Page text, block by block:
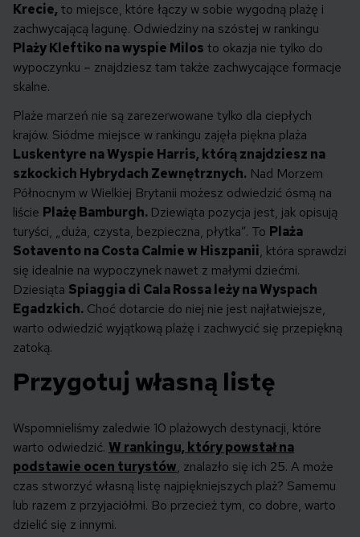
Krecie,to miejsce, które łączy w sobie wygodną plażę i
zachwycającą lagunę. Odwiedziny na szóstej w rankingu
Plaży Kleftiko na wyspie Milos to okazja nie tylko do
wypoczynku – znajdziesz tam także zachwycające formacje
skalne.
Plaże marzeń nie są zarezerwowane tylko dla ciepłych
krajów. Siódme miejsce w rankingu zajęła piękna plaża
Luskentyre na Wyspie Harris, którą znajdziesz na
szkockich Hybrydach Zewnętrznych. Nad Morzem
Północnym w Wielkiej Brytanii możesz odwiedzić ósmą na
liście Plażę Bamburgh. Dziewiąta pozycja jest, jak opisują
turyści, „duża, czysta, bezpieczna, płytka”. To Plaża
Sotavento na Costa Calmie w Hiszpanii, która sprawdzi
się idealnie na wypoczynek nawet z małymi dziećmi.
Dziesiąta Spiaggia di Cala Rossa leży na Wyspach
Egadzkich. Choć dotarcie do niej nie jest najłatwiejsze,
warto odwiedzić wyjątkową plażę i zachwycić się przepiękną
zatoką.
Przygotuj własną listę
Wspomnieliśmy zaledwie 10 plażowych destynacji, które
warto odwiedzić. W rankingu, który powstał na
podstawie ocen turystów, znalazło się ich 25. A może
czas stworzyć własną listę najpiękniejszych plaż? Samemu
lub razem z przyjaciółmi. Bo przecież tym, co dobre, warto
dzielić się z innymi.